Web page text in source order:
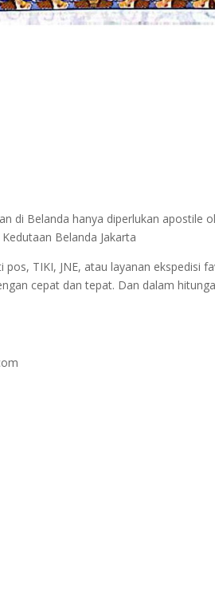
di Belanda hanya diperlukan apostile
Belanda Jakarta
TIKI, JNE, atau layanan ekspedisi
cepat dan tepat. Dan dalam